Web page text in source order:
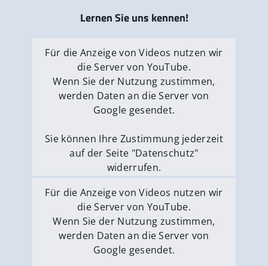
Lernen Sie uns kennen!
Für die Anzeige von Videos nutzen wir
die Server von YouTube.
Wenn Sie der Nutzung zustimmen,
werden Daten an die Server von
Google gesendet.
Sie können Ihre Zustimmung jederzeit
auf der Seite "Datenschutz"
widerrufen.
Externe Medien erlauben
Für die Anzeige von Videos nutzen wir
die Server von YouTube.
Wenn Sie der Nutzung zustimmen,
werden Daten an die Server von
Google gesendet.